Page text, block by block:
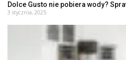
Dolce Gusto nie pobiera wody?
3 stycznia, 2025